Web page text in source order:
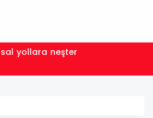
yollara neşter